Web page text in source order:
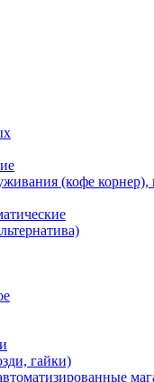
(кофе корнер),
гайки)